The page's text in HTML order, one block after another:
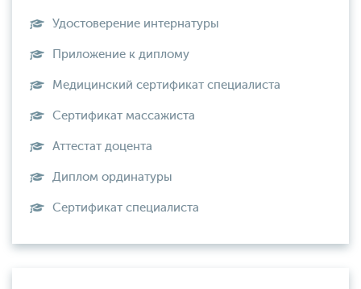
Удостоверение интернатуры
Приложение к диплому
Медицинский сертификат специалиста
Сертификат массажиста
Аттестат доцента
Диплом ординатуры
Сертификат специалиста